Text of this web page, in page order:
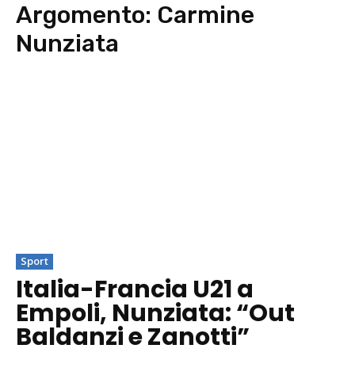
Argomento: Carmine
Nunziata
Sport
Italia-Francia U21 a
Empoli, Nunziata: “Out
Baldanzi e Zanotti”